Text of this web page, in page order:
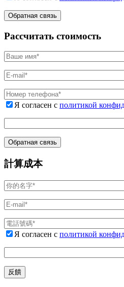
Рассчитать стоимость
Я согласен с политикой
計算成本
Я согласен с политикой